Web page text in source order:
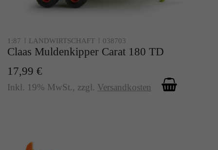
1:87 LANDWIRTSCHAFT 038703
Claas Muldenkipper Carat 180 TD
17,99 €
Inkl. 19% MwSt., zzgl. Versandkosten